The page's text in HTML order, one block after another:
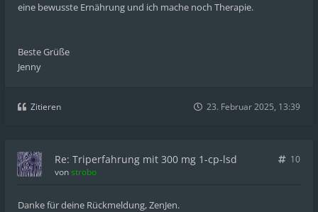
eine bewusste Ernährung und ich mache noch Therapie.
Beste Grüße
Jenny
Zitieren 23. Februar 2025, 13:39
Re: Triperfahrung mit 300 mg 1-cp-lsd
10
vonstrobo
Danke für deine Rückmeldung, ZenJen.